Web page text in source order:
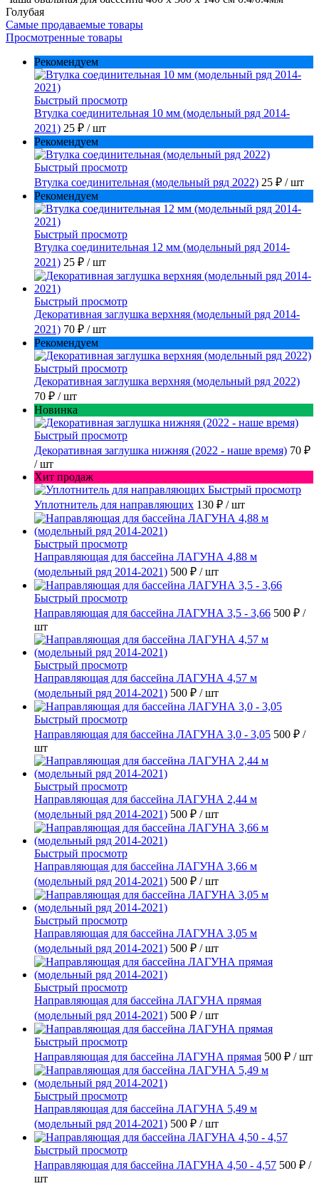
Голубая
Самые продаваемые товары
Просмотренные товары
Рекомендуем
Быстрый просмотр
Втулка соединительная 10 мм (модельный ряд 2014-
2021) 25 ₽ / шт
Рекомендуем
Быстрый просмотр
Втулка соединительная (модельный ряд 2022) 25 ₽ / шт
Рекомендуем
Быстрый просмотр
Втулка соединительная 12 мм (модельный ряд 2014-
2021) 25 ₽ / шт
Быстрый просмотр
Декоративная заглушка верхняя (модельный ряд 2014-
2021) 70 ₽ / шт
Рекомендуем
Быстрый просмотр
Декоративная заглушка верхняя (модельный ряд 2022)
70 ₽ / шт
Новинка
Быстрый просмотр
Декоративная заглушка нижняя (2022 - наше время) 70 ₽
/ шт
Хит продаж
Быстрый просмотр
Уплотнитель для направляющих 130 ₽ / шт
Быстрый просмотр
Направляющая для бассейна ЛАГУНА 4,88 м
(модельный ряд 2014-2021) 500 ₽ / шт
Быстрый просмотр
Направляющая для бассейна ЛАГУНА 3,5 - 3,66 500 ₽ /
шт
Быстрый просмотр
Направляющая для бассейна ЛАГУНА 4,57 м
(модельный ряд 2014-2021) 500 ₽ / шт
Быстрый просмотр
Направляющая для бассейна ЛАГУНА 3,0 - 3,05 500 ₽ /
шт
Быстрый просмотр
Направляющая для бассейна ЛАГУНА 2,44 м
(модельный ряд 2014-2021) 500 ₽ / шт
Быстрый просмотр
Направляющая для бассейна ЛАГУНА 3,66 м
(модельный ряд 2014-2021) 500 ₽ / шт
Быстрый просмотр
Направляющая для бассейна ЛАГУНА 3,05 м
(модельный ряд 2014-2021) 500 ₽ / шт
Быстрый просмотр
Направляющая для бассейна ЛАГУНА прямая
(модельный ряд 2014-2021) 500 ₽ / шт
Быстрый просмотр
Направляющая для бассейна ЛАГУНА прямая 500 ₽ / шт
Быстрый просмотр
Направляющая для бассейна ЛАГУНА 5,49 м
(модельный ряд 2014-2021) 500 ₽ / шт
Быстрый просмотр
Направляющая для бассейна ЛАГУНА 4,50 - 4,57 500 ₽ /
шт